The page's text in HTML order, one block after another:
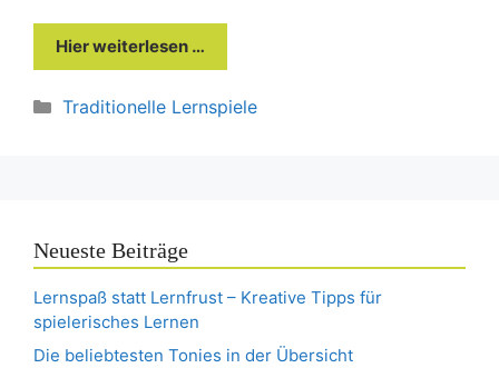
Hier weiterlesen …
Kategorien
Traditionelle Lernspiele
Neueste Beiträge
Lernspaß statt Lernfrust – Kreative Tipps für
spielerisches Lernen
Die beliebtesten Tonies in der Übersicht